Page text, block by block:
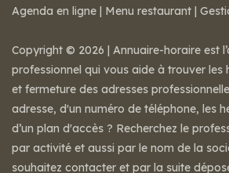
Agenda en ligne | Menu restaurant |
Copyright © 2026 | Annuaire-horaire est
professionnel qui vous aide à trouver les
et fermeture des adresses
adresse, d'un numéro de téléphone, les
d’un plan d'accès ? Recherchez le
par activité et aussi par le nom de la
souhaitez contacter et par la suite